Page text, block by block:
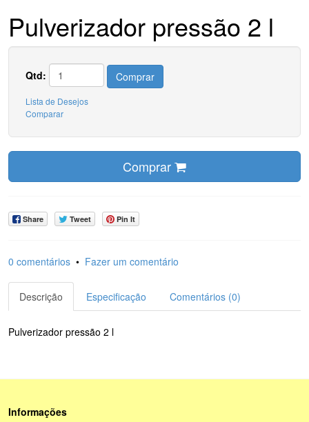
Pulverizador pressão 2 l
Qtd: Comprar
Lista de Desejos
Comparar
Comprar
Share Tweet Pin It
0 comentários • Fazer um comentário
Descrição Especificação Comentários (0)
Pulverizador pressão 2 l
Informações